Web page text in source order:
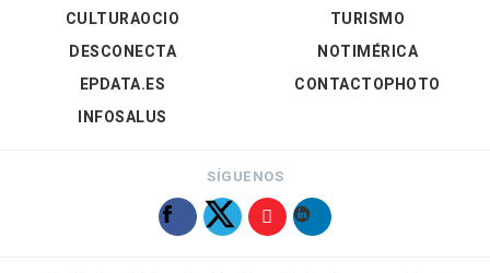
CULTURAOCIO
DESCONECTA
EPDATA.ES
INFOSALUS
TURISMO
NOTIMÉRICA
CONTACTOPHOTO
SÍGUENOS